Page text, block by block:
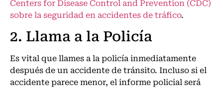
Centers for Disease Control and Prevention (CDC)
sobre la seguridad en accidentes de tráfico.
2. Llama a la Policía
Es vital que llames a la policía inmediatamente
después de un accidente de tránsito. Incluso si el
accidente parece menor, el informe policial será